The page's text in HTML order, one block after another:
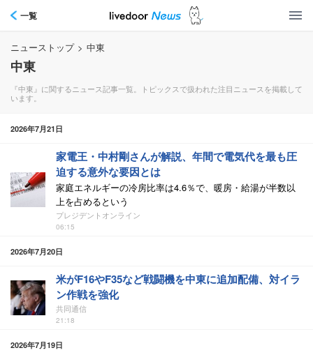
一覧
ニューストップ > 中東
中東
『中東』に関するニュース記事一覧。トピックスで扱われた注目ニュースを掲載して
います。
2026年7月21日
家電王・中村剛さんが解説、年間で電気代を最も圧
迫する意外な要因とは
家庭エネルギーの冷房比率は4.6％で、暖房・給湯が半数以
上を占めるという
プレジデントオンライン
06:15
2026年7月20日
米がF16やF35など戦闘機を中東に追加配備、対イラ
ン作戦を強化
共同通信
21:18
2026年7月19日